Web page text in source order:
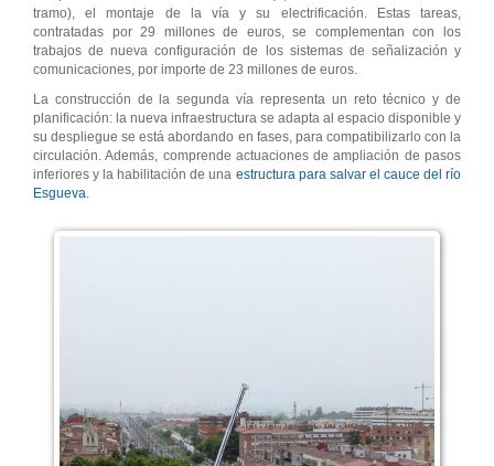
tramo), el montaje de la vía y su electrificación. Estas tareas,
contratadas por 29 millones de euros, se complementan con los
trabajos de nueva configuración de los sistemas de señalización y
comunicaciones, por importe de 23 millones de euros.
La construcción de la segunda vía representa un reto técnico y de
planificación: la nueva infraestructura se adapta al espacio disponible y
su despliegue se está abordando en fases, para compatibilizarlo con la
circulación. Además, comprende actuaciones de ampliación de pasos
inferiores y la habilitación de una estructura para salvar el cauce del río
Esgueva.